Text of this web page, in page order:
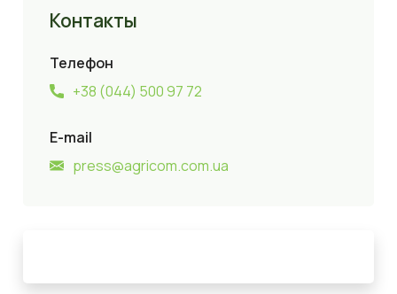
Контакты
Телефон
+38 (044) 500 97 72
E-mail
press@agricom.com.ua